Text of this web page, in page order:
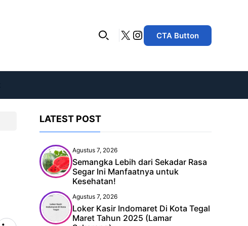
X Instagram
CTA Button
LATEST POST
Agustus 7, 2026
Semangka Lebih dari Sekadar Rasa
Segar Ini Manfaatnya untuk
Kesehatan!
Agustus 7, 2026
Loker Kasir Indomaret Di Kota Tegal
Maret Tahun 2025 (Lamar